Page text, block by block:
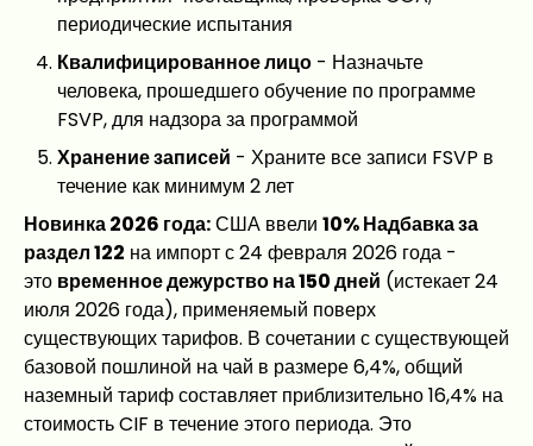
периодические испытания
Квалифицированное лицо - Назначьте
человека, прошедшего обучение по программе
FSVP, для надзора за программой
Хранение записей - Храните все записи FSVP в
течение как минимум 2 лет
Новинка 2026 года:США ввели 10% Надбавка за
раздел 122 на импорт с 24 февраля 2026 года -
это временное дежурство на 150 дней (истекает 24
июля 2026 года), применяемый поверх
существующих тарифов. В сочетании с существующей
базовой пошлиной на чай в размере 6,4%, общий
наземный тариф составляет приблизительно 16,4% на
стоимость CIF в течение этого периода. Это